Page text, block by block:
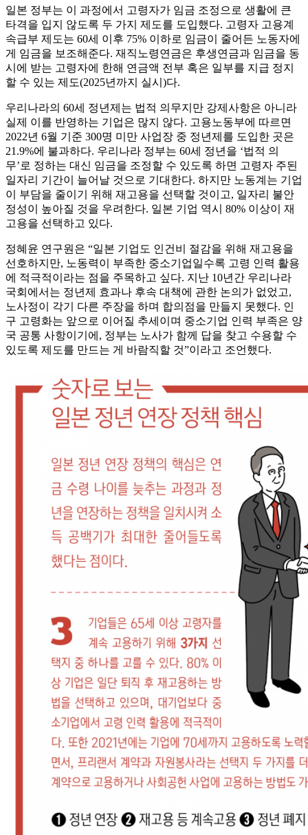
일본 정부는 이 과정에서 고령자가 임금 조정으로 생활에 큰
타격을 입지 않도록 두 가지 제도를 도입했다. 고령자 고용계
속급부 제도는 60세 이후 75% 이하로 임금이 줄어든 노동자에
게 임금을 보조해준다. 재직노령연금은 후생연금과 임금을 동
시에 받는 고령자에 한해 연금액 전부 혹은 일부를 지급 정지
할 수 있는 제도(2025년까지 실시)다.
우리나라의 60세 정년제는 법적 의무지만 강제사항은 아니라
실제 이를 반영하는 기업은 많지 않다. 고용노동부에 따르면
2022년 6월 기준 300명 미만 사업장 중 정년제를 도입한 곳은
21.9%에 불과하다. 우리나라 정부는 60세 정년을 ‘법적 의
무’로 정하는 대신 임금을 조정할 수 있도록 하면 고령자 주된
일자리 기간이 늘어날 것으로 기대한다. 하지만 노동계는 기업
이 부담을 줄이기 위해 재고용을 선택할 것이고, 일자리 불안
정성이 높아질 것을 우려한다. 일본 기업 역시 80% 이상이 재
고용을 선택하고 있다.
정혜윤 연구원은 “일본 기업도 인건비 절감을 위해 재고용을
선호하지만, 노동력이 부족한 중소기업일수록 고령 인력 활용
에 적극적이라는 점을 주목하고 싶다. 지난 10년간 우리나라
국회에서는 정년제 효과나 후속 대책에 관한 논의가 없었고,
노사정이 각기 다른 주장을 하며 합의점을 만들지 못했다. 인
구 고령화는 앞으로 이어질 추세이며 중소기업 인력 부족은 양
국 공통 사항이기에, 정부는 노사가 함께 답을 찾고 수용할 수
있도록 제도를 만드는 게 바람직할 것”이라고 조언했다.